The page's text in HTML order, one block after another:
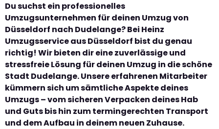
Du suchst ein professionelles
Umzugsunternehmen für deinen Umzug von
Düsseldorf nach Dudelange? Bei Heinz
Umzugsservice aus Düsseldorf bist du genau
richtig! Wir bieten dir eine zuverlässige und
stressfreie Lösung für deinen Umzug in die schöne
Stadt Dudelange. Unsere erfahrenen Mitarbeiter
kümmern sich um sämtliche Aspekte deines
Umzugs – vom sicheren Verpacken deines Hab
und Guts bis hin zum termingerechten Transport
und dem Aufbau in deinem neuen Zuhause.